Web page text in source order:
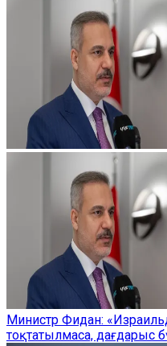
Министр Фидан:
тоқтатылмаса, дағдарыс